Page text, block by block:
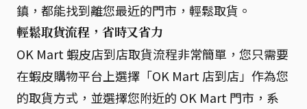
鎮，都能找到離您最近的門市，輕鬆取貨。
輕鬆取貨流程，省時又省力
OK Mart 蝦皮店到店取貨流程非常簡單，您只需要
在蝦皮購物平台上選擇「OK Mart 店到店」作為您
的取貨方式，並選擇您附近的 OK Mart 門市，系